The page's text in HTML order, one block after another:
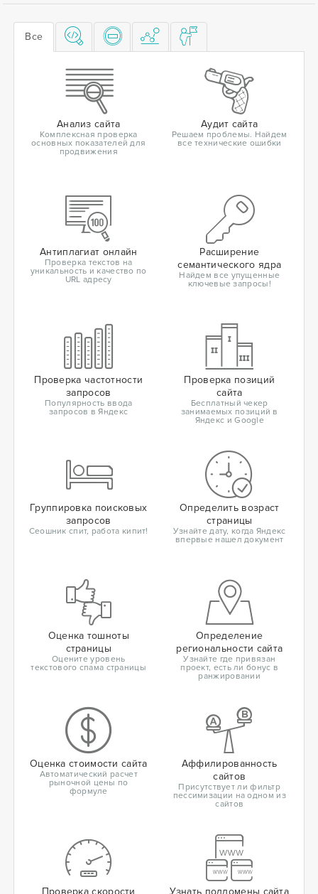
Все
Анализ сайта
Комплексная проверка
основных показателей для
продвижения
Аудит сайта
Решаем проблемы. Найдем
все технические ошибки
Антиплагиат онлайн
Проверка текстов на
уникальность и качество по
URL адресу
Расширение
семантического ядра
Найдем все упущенные
ключевые запросы!
Проверка частотности
запросов
Популярность ввода
запросов в Яндекс
Проверка позиций
сайта
Бесплатный чекер
занимаемых позиций в
Яндекс и Google
Группировка поисковых
запросов
Сеошник спит, работа кипит!
Определить возраст
страницы
Узнайте дату, когда Яндекс
впервые нашел документ
Оценка тошноты
страницы
Оцените уровень
текстового спама страницы
Определение
региональности сайта
Узнайте где привязан
проект, есть ли бонус в
ранжировании
Оценка стоимости сайта
Автоматический расчет
рыночной цены по
формуле
Аффилированность
сайтов
Присутствует ли фильтр
пессимизации на одном из
сайтов
Проверка скорости Узнать поддомены сайта